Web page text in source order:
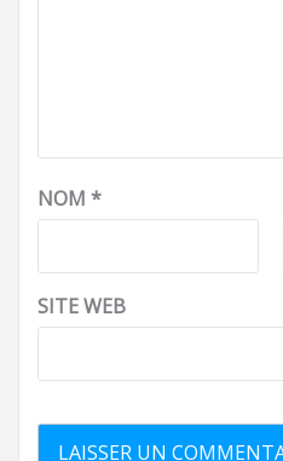
NOM *
SITE WEB